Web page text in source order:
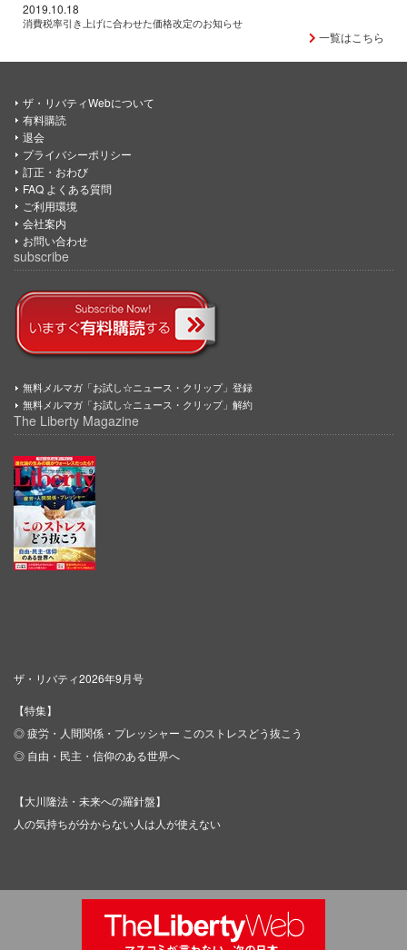
2019.10.18
消費税率引き上げに合わせた価格改定のお知らせ
一覧はこちら
ザ・リバティWebについて
有料購読
退会
プライバシーポリシー
訂正・おわび
FAQ よくある質問
ご利用環境
会社案内
お問い合わせ
subscribe
無料メルマガ「お試し☆ニュース・クリップ」登録
無料メルマガ「お試し☆ニュース・クリップ」解約
The Liberty Magazine
ザ・リバティ2026年9月号
【特集】
◎ 疲労・人間関係・プレッシャー このストレスどう抜こう
◎ 自由・民主・信仰のある世界へ
【大川隆法・未来への羅針盤】
人の気持ちが分からない人は人が使えない